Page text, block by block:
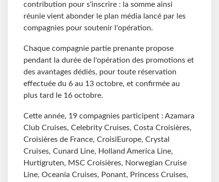
contribution pour s'inscrire : la somme ainsi
réunie vient abonder le plan média lancé par les
compagnies pour soutenir l'opération.
Chaque compagnie partie prenante propose
pendant la durée de l'opération des promotions et
des avantages dédiés, pour toute réservation
effectuée du 6 au 13 octobre, et confirmée au
plus tard le 16 octobre.
Cette année, 19 compagnies participent : Azamara
Club Cruises, Celebrity Cruises, Costa Croisières,
Croisières de France, CroisiEurope, Crystal
Cruises, Cunard Line, Holland America Line,
Hurtigruten, MSC Croisières, Norwegian Cruise
Line, Oceania Cruises, Ponant, Princess Cruises,